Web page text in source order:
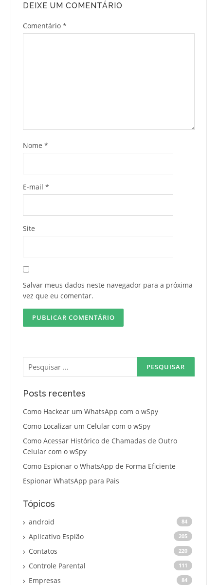
DEIXE UM COMENTÁRIO
Comentário *
Nome *
E-mail *
Site
Salvar meus dados neste navegador para a próxima
vez que eu comentar.
Pesquisar
por:
Posts recentes
Como Hackear um WhatsApp com o wSpy
Como Localizar um Celular com o wSpy
Como Acessar Histórico de Chamadas de Outro
Celular com o wSpy
Como Espionar o WhatsApp de Forma Eficiente
Espionar WhatsApp para Pais
Tópicos
android 84
Aplicativo Espião 205
Contatos 220
Controle Parental 111
Empresas 84